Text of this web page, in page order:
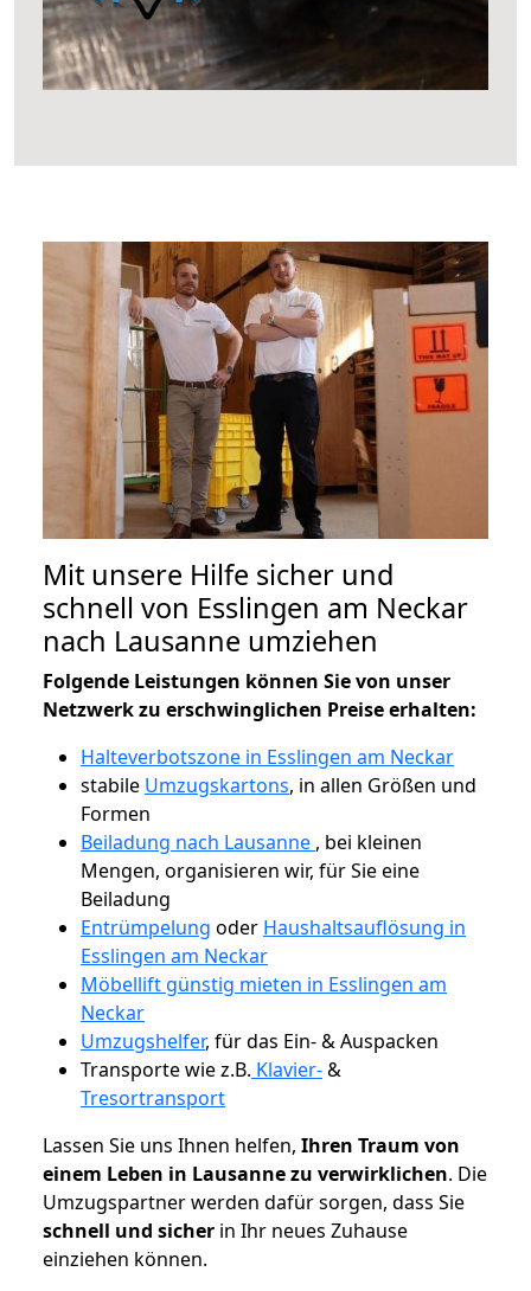
Mit unsere Hilfe sicher und
schnell von Esslingen am Neckar
nach Lausanne umziehen
Folgende Leistungen können Sie von unser
Netzwerk zu erschwinglichen Preise erhalten:
Halteverbotszone in Esslingen am Neckar
stabile Umzugskartons, in allen Größen und
Formen
Beiladung nach Lausanne , bei kleinen
Mengen, organisieren wir, für Sie eine
Beiladung
Entrümpelung oder Haushaltsauflösung in
Esslingen am Neckar
Möbellift günstig mieten in Esslingen am
Neckar
Umzugshelfer, für das Ein- & Auspacken
Transporte wie z.B. Klavier-&
Tresortransport
Lassen Sie uns Ihnen helfen, Ihren Traum von
einem Leben in Lausanne zu verwirklichen. Die
Umzugspartner werden dafür sorgen, dass Sie
schnell und sicher in Ihr neues Zuhause
einziehen können.